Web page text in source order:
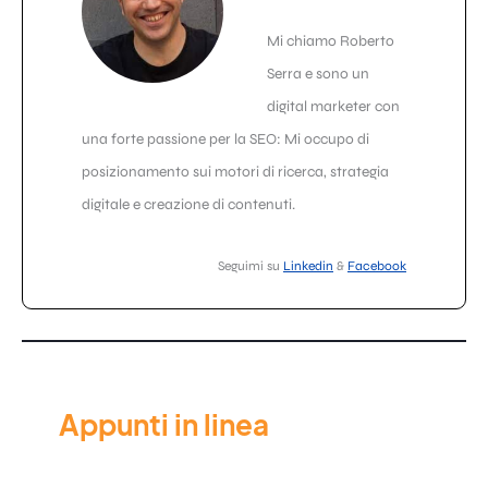
Mi chiamo Roberto
Serra e sono un
digital marketer con
una forte passione per la SEO: Mi occupo di
posizionamento sui motori di ricerca, strategia
digitale e creazione di contenuti.
Seguimi su Linkedin & Facebook
Appunti in linea